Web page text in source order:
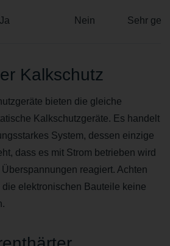
Ja Nein Sehr
Kalkschutz
bieten die gleiche
Kalkschutzgeräte. Es handelt
System, dessen einzige
dass es mit Strom betrieben wird
Überspannungen reagiert. Achten
die elektronischen Bauteile keine